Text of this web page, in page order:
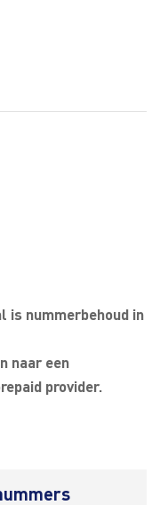
is nummerbehoud in
naar een
provider.